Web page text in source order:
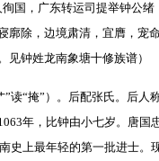
国，广东转运司提举钟公
除，边境肃清，宜膺，宠
钟姓龙南象塘十修族谱）
“掩”）。后配张氏。后人
年，比钟由小七岁。唐国
史上最年轻的第一批进士。